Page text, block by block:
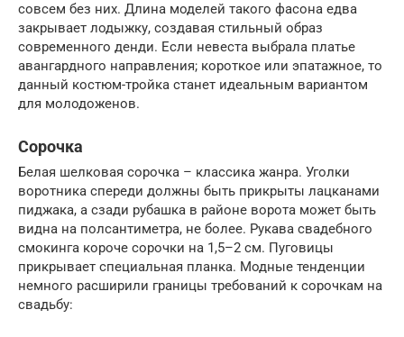
совсем без них. Длина моделей такого фасона едва
закрывает лодыжку, создавая стильный образ
современного денди. Если невеста выбрала платье
авангардного направления; короткое или эпатажное, то
данный костюм-тройка станет идеальным вариантом
для молодоженов.
Сорочка
Белая шелковая сорочка – классика жанра. Уголки
воротника спереди должны быть прикрыты лацканами
пиджака, а сзади рубашка в районе ворота может быть
видна на полсантиметра, не более. Рукава свадебного
смокинга короче сорочки на 1,5–2 см. Пуговицы
прикрывает специальная планка. Модные тенденции
немного расширили границы требований к сорочкам на
свадьбу: